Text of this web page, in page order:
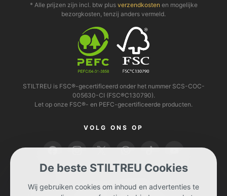
* Alle prijzen zijn incl. btw plus verzendkosten en mogelijke
bezorgkosten, tenzij anders vermeld.
STILTREU is FSC®-gecertificeerd onder het nummer SCS-COC-
005630-CI (FSC®C130790).
Let op onze FSC®- en PEFC-gecertificeerde producten.
VOLG ONS OP
De beste STILTREU Cookies
Wij gebruiken cookies om inhoud en advertenties te